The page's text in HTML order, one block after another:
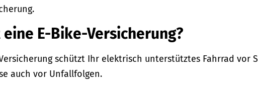
eine E-Bike-Versicherung?
schützt Ihr elektrisch unterstütztes Fahrrad vor
auch vor Unfallfolgen.